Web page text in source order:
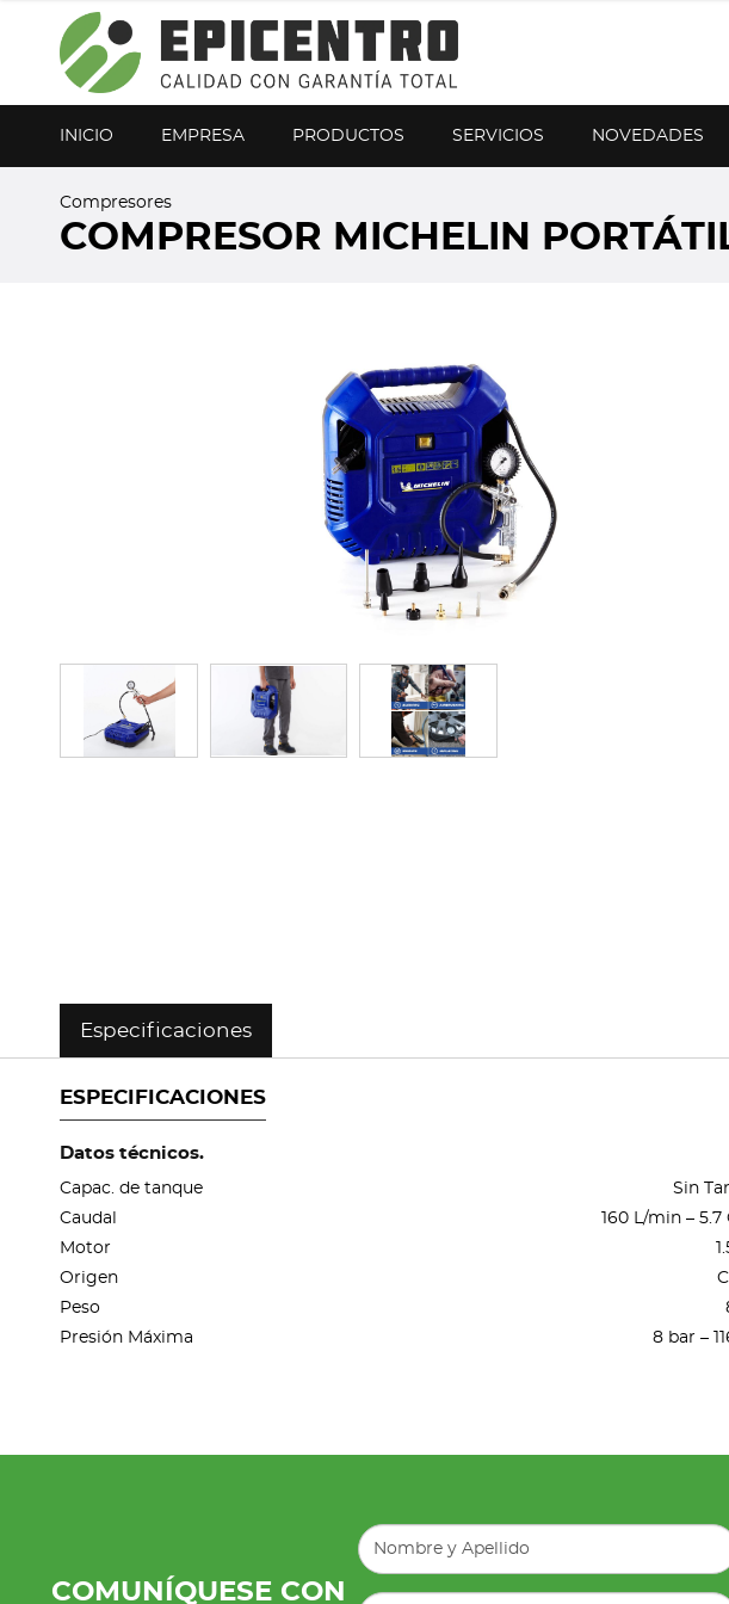
¿Olvidó su contraseña?
INICIO EMPRESA PRODUCTOS SERVICIOS NOVEDADES
Compresores
COMPRESOR MICHELIN
Especificaciones
ESPECIFICACIONES
Datos técnicos.
Capac. de tanque
Sin
Caudal
160 L/min – 5.7
Motor
Origen
Peso
Presión Máxima
8 bar –
COMUNÍQUESE CON